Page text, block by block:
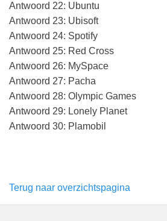
Antwoord 22: Ubuntu
Antwoord 23: Ubisoft
Antwoord 24: Spotify
Antwoord 25: Red Cross
Antwoord 26: MySpace
Antwoord 27: Pacha
Antwoord 28: Olympic Games
Antwoord 29: Lonely Planet
Antwoord 30: Plamobil
Terug naar overzichtspagina